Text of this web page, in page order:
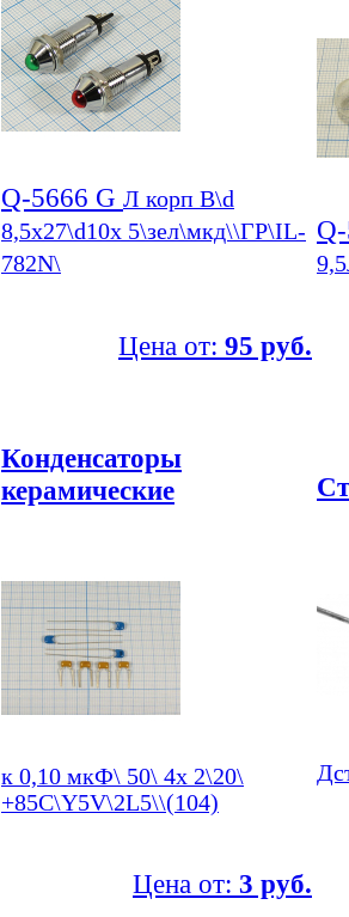
Q-5666 G Л корп В\d
8,5x27\d10x 5\зел\мкд\\ГР\IL-
782N\
Цена от: 95 руб.
Конденсаторы
керамические
к 0,10 мкФ\ 50\ 4x 2\20\
+85C\Y5V\2L5\\(104)
Цена от: 3 руб.